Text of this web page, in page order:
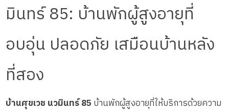
มินทร์ 85: บ้านพักผู้สูงอายุที่
อบอุ่น ปลอดภัย เสมือนบ้านหลัง
ที่สอง
บ้านศุขเวช นวมินทร์ 85 บ้านพักผู้สูงอายุที่ให้บริการด้วยความ